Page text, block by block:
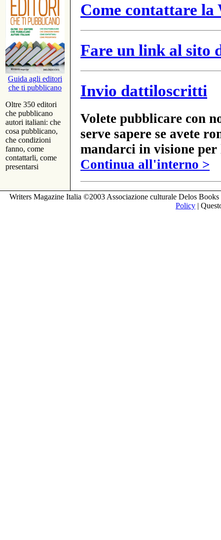
Guida agli editori
che ti pubblicano
Oltre 350 editori
che pubblicano
autori italiani: che
cosa pubblicano,
che condizioni
fanno, come
contattarli, come
presentarsi
Come contattare
Fare un link al sito
Invio dattiloscritti
Volete pubblicare con
serve sapere se avete
mandarci in visione
Continua all'interno >
Writers Magazine Italia ©2003 Associazione culturale Delos
Policy |